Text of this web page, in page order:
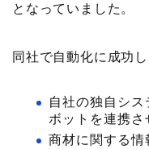
となっていました。
同社で自動化に成功
自社の独自シ
ボットを連携
商材に関する